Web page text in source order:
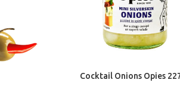
Cocktail Onions Opies